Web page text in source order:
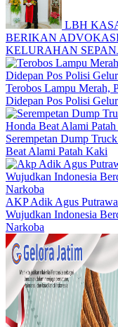
LBH
BERIKAN
KELURAHAN
Terobos Lampu Merah,
Didepan Pos Polisi
Serempetan Dump
Beat Alami Patah Kaki
AKP Adik Agus
Wujudkan Indonesia
Narkoba